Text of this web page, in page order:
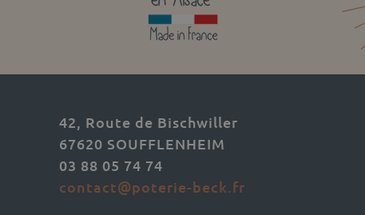
42, Route de Bischwiller
67620 SOUFFLENHEIM
03 88 05 74 74
contact@poterie-beck.fr